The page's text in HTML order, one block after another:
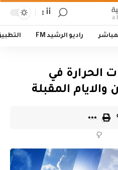
أأ
راديو الرشيد FM
الحرارة في
والايام المقبلة